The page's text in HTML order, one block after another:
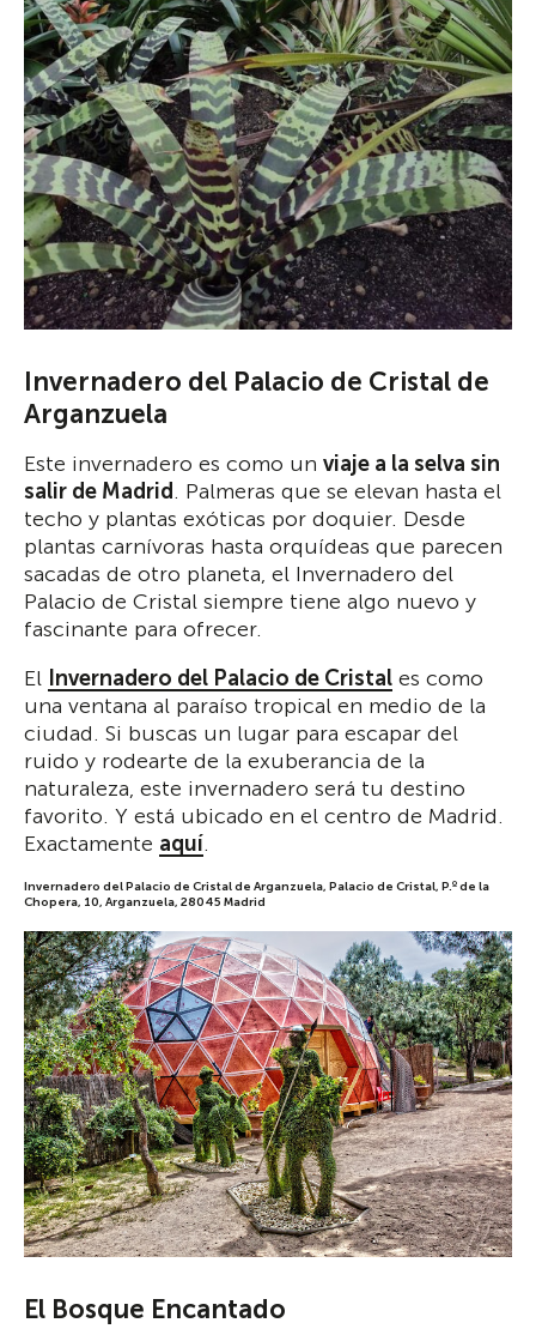
Invernadero del Palacio de Cristal de
Arganzuela
Este invernadero es como un viaje a la selva sin
salir de Madrid. Palmeras que se elevan hasta el
techo y plantas exóticas por doquier. Desde
plantas carnívoras hasta orquídeas que parecen
sacadas de otro planeta, el Invernadero del
Palacio de Cristal siempre tiene algo nuevo y
fascinante para ofrecer.
El Invernadero del Palacio de Cristal es como
una ventana al paraíso tropical en medio de la
ciudad. Si buscas un lugar para escapar del
ruido y rodearte de la exuberancia de la
naturaleza, este invernadero será tu destino
favorito. Y está ubicado en el centro de Madrid.
Exactamente aquí.
Invernadero del Palacio de Cristal de Arganzuela, Palacio de Cristal, P.º de la
Chopera, 10, Arganzuela, 28045 Madrid
El Bosque Encantado